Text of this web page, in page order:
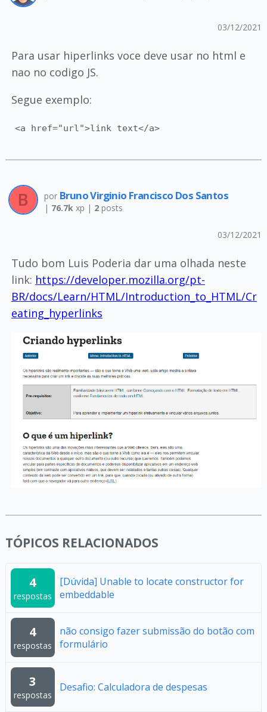
03/12/2021
Para usar hiperlinks voce deve usar no html e
nao no codigo JS.
Segue exemplo:
<a href="url">link text</a>
por Bruno Virginio Francisco Dos Santos
| 76.7kxp | 2posts
03/12/2021
Tudo bom Luis Poderia dar uma olhada neste
link: https://developer.mozilla.org/pt-
BR/docs/Learn/HTML/Introduction_to_HTML/Cr
eating_hyperlinks
TÓPICOS RELACIONADOS
4
respostas
[Dúvida] Unable to locate constructor for
embeddable
4
respostas
não consigo fazer submissão do botão com
formulário
3
respostas
Desafio: Calculadora de despesas